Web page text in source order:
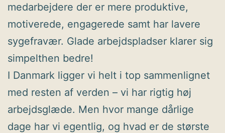
medarbejdere der er mere produktive,
motiverede, engagerede samt har lavere
sygefravær. Glade arbejdspladser klarer sig
simpelthen bedre!
I Danmark ligger vi helt i top sammenlignet
med resten af verden – vi har rigtig høj
arbejdsglæde. Men hvor mange dårlige
dage har vi egentlig, og hvad er de største